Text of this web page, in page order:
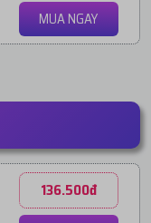
MUA NGAY
136.500đ